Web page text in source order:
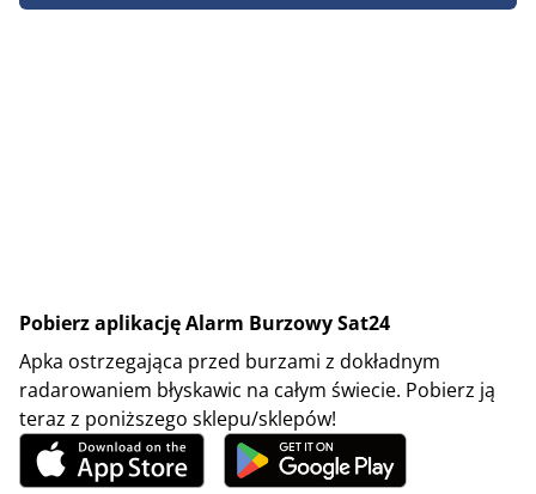
Pobierz aplikację Alarm Burzowy Sat24
Apka ostrzegająca przed burzami z dokładnym
radarowaniem błyskawic na całym świecie. Pobierz ją
teraz z poniższego sklepu/sklepów!